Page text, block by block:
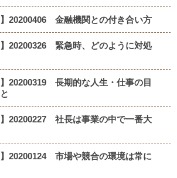
】20200406 金融機関との付き合い方
】20200326 緊急時、どのように対処
】20200319 長期的な人生・仕事の目
】20200227 社長は事業の中で一番大
】20200124 市場や競合の環境は常に